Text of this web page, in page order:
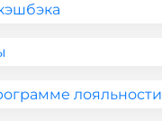
лояльности